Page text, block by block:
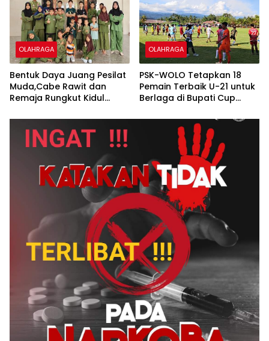
OLAHRAGA
Bentuk Daya Juang Pesilat
Muda,Cabe Rawit dan
Remaja Rungkut Kidul
Rutin Pencak Silat ASAD
OLAHRAGA
PSK-WOLO Tetapkan 18
Pemain Terbaik U-21 untuk
Berlaga di Bupati Cup